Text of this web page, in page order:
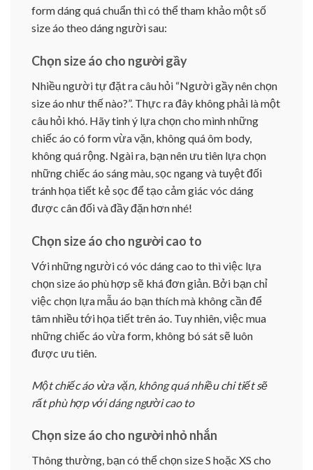
form dáng quá chuẩn thì có thể tham khảo một số
size áo theo dáng người sau:
Chọn size áo cho người gầy
Nhiều người tự đặt ra câu hỏi “Người gầy nên chọn
size áo như thế nào?”. Thực ra đây không phải là một
câu hỏi khó. Hãy tinh ý lựa chọn cho mình những
chiếc áo có form vừa vặn, không quá ôm body,
không quá rộng. Ngài ra, bạn nên ưu tiên lựa chọn
những chiếc áo sáng màu, sọc ngang và tuyệt đối
tránh họa tiết kẻ sọc để tạo cảm giác vóc dáng
được cân đối và đầy đặn hơn nhé!
Chọn size áo cho người cao to
Với những người có vóc dáng cao to thì việc lựa
chọn size áo phù hợp sẽ khá đơn giản. Bởi bạn chỉ
việc chọn lựa mẫu áo bạn thích mà không cần để
tâm nhiều tới họa tiết trên áo. Tuy nhiên, việc mua
những chiếc áo vừa form, không bó sát sẽ luôn
được ưu tiên.
Một chiếc áo vừa vặn, không quá nhiều chi tiết sẽ
rất phù hợp với dáng người cao to
Chọn size áo cho người nhỏ nhắn
Thông thường, bạn có thể chọn size S hoặc XS cho